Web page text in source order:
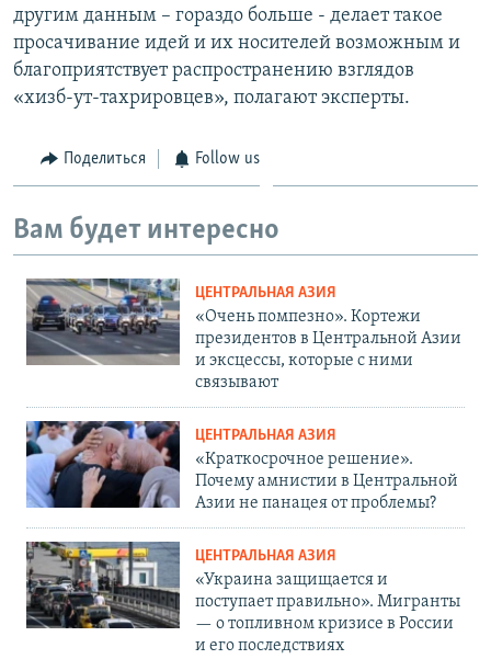
другим данным – гораздо больше - делает такое
просачивание идей и их носителей возможным и
благоприятствует распространению взглядов
«хизб-ут-тахрировцев», полагают эксперты.
Поделиться Follow us
Вам будет интересно
ЦЕНТРАЛЬНАЯ АЗИЯ
«Очень помпезно». Кортежи
президентов в Центральной Азии
и эксцессы, которые с ними
связывают
ЦЕНТРАЛЬНАЯ АЗИЯ
«Краткосрочное решение».
Почему амнистии в Центральной
Азии не панацея от проблемы?
ЦЕНТРАЛЬНАЯ АЗИЯ
«Украина защищается и
поступает правильно». Мигранты
— о топливном кризисе в России
и его последствиях